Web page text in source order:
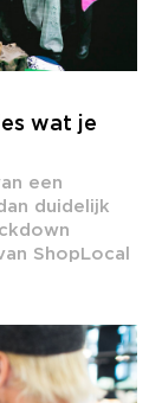
wat je
een
duidelijk
ShopLocal